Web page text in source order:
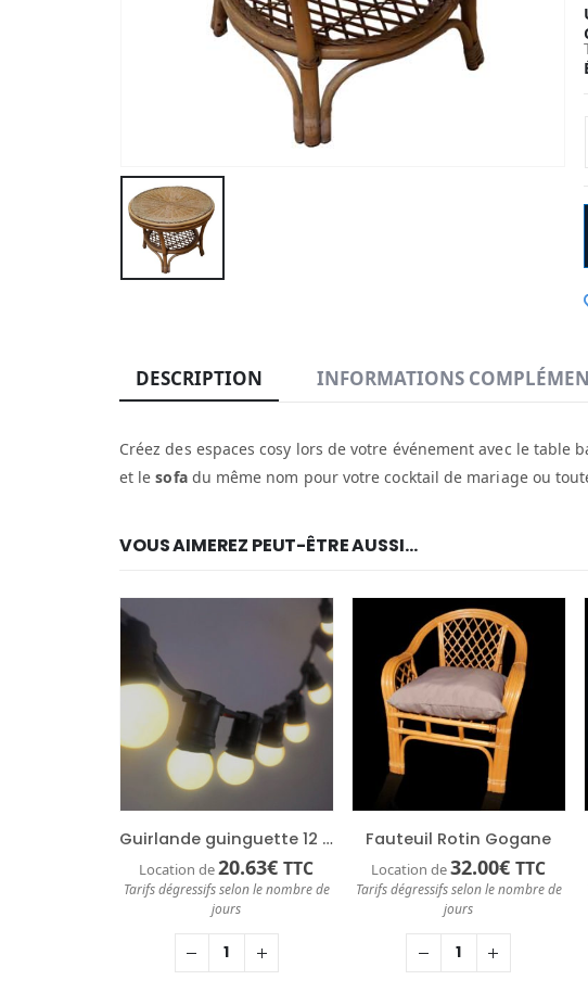
DESCRIPTION INFORMATIONS
Créez des espaces cosy lors de votre événement avec le
et lesofadu même nom pour votre cocktail de mariage ou
VOUS AIMEREZ PEUT-ÊTRE AUSSI…
Guirlande guinguette 12 mètres
Location de20.63€ TTC
Tarifs dégressifs selon le nombre de
jours
Fauteuil Rotin Gogane
Location de32.00€ TTC
Tarifs dégressifs selon le nombre de
jours